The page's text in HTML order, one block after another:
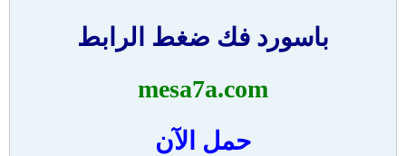
باسورد فك ضغط الرابط
mesa7a.com
حمل الآن